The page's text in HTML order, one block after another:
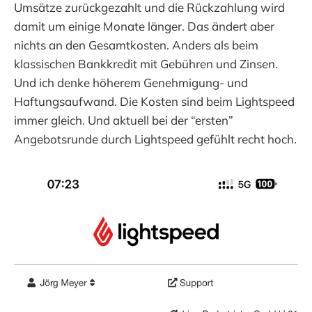
Umsätze zurückgezahlt und die Rückzahlung wird
damit um einige Monate länger. Das ändert aber
nichts an den Gesamtkosten. Anders als beim
klassischen Bankkredit mit Gebühren und Zinsen.
Und ich denke höherem Genehmigung- und
Haftungsaufwand. Die Kosten sind beim Lightspeed
immer gleich. Und aktuell bei der “ersten”
Angebotsrunde durch Lightspeed gefühlt recht hoch.